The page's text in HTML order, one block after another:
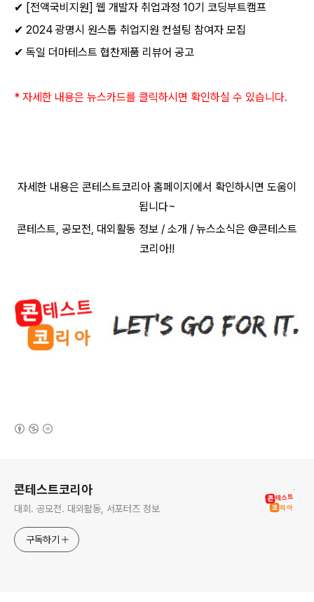
✔ [전액국비지원] 웹 개발자 취업과정 10기 코딩부트캠프
✔ 2024광명시 원스톱 취업지원 컨설팅 참여자 모집
✔ 독일 더마테스트 협찬제품 리뷰어 공고
* 자세한 내용은 뉴스카드를 클릭하시면 확인하실 수 있습니다.
자세한 내용은 콘테스트코리아 홈페이지에서 확인하시면 도움이
됩니다~​
콘테스트, 공모전, 대외활동 정보 / 소개 / 뉴스소식은 @콘테스트
코리아!!
콘테스트코리아
대회. 공모전. 대외활동, 서포터즈 정보
구독하기